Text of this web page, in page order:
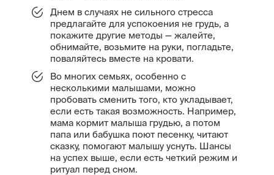
Днем в случаях не сильного стресса
предлагайте для успокоения не грудь, а
покажите другие методы — жалейте,
обнимайте, возьмите на руки, погладьте,
поваляйтесь вместе на кровати.
Во многих семьях, особенно с
несколькими малышами, можно
пробовать сменить того, кто укладывает,
если есть такая возможность. Например,
мама кормит малыша грудью, а потом
папа или бабушка поют песенку, читают
сказку, помогают малышу уснуть. Шансы
на успех выше, если есть четкий режим и
ритуал перед сном.